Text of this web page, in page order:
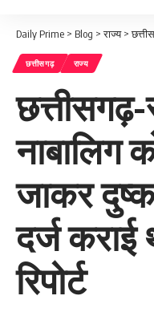
Daily Prime > Blog >राज्य>
छत्तीसगढ़ राज्य
नाबालिग
जाकर
दर्ज कराई
रिपोर्ट